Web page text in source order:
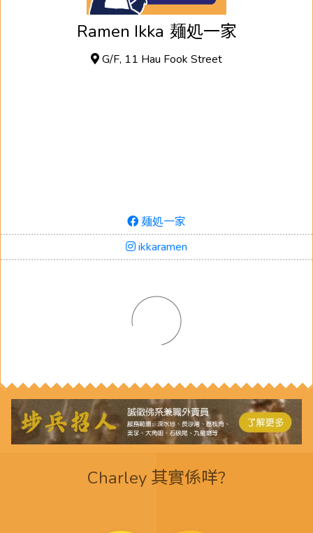
Ramen Ikka 麺処一家
G/F, 11 Hau Fook Street
麺処一家
ikkaramen
Charley 其實係咩?